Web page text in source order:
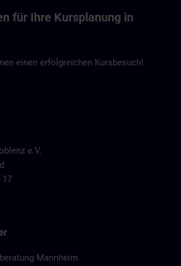
für Ihre Kursplanung in
einen erfolgreichen Kursbesuch!
e.V.
17
Mannheim